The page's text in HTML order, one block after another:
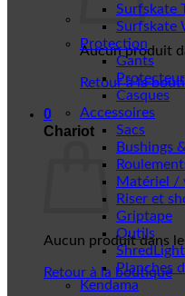
Aucun produit
Retour à la
0
Chariot
Aucun produit dans
Retour à la boutique
Surfskate
Surfskate
Protection
Gants
Casques
Accessoires
Sacs
Bushings
Matériel /
Riser et
Griptape
Outils
Planches
Kendama